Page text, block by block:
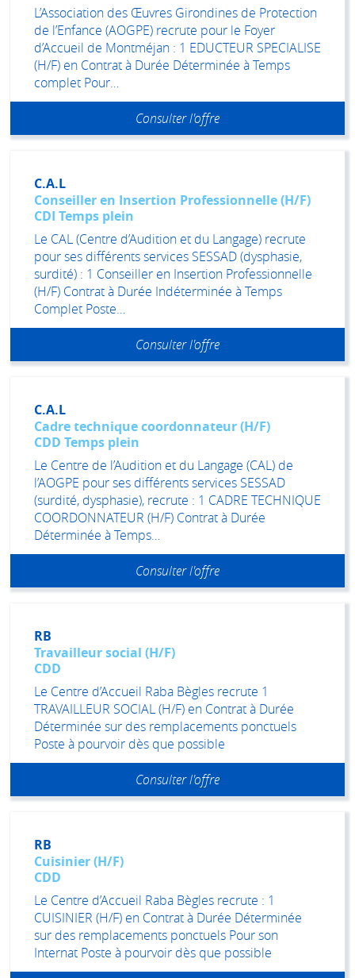
L’Association des Œuvres Girondines de Protection
de l’Enfance (AOGPE) recrute pour le Foyer
d’Accueil de Montméjan : 1 EDUCTEUR SPECIALISE
(H/F) en Contrat à Durée Déterminée à Temps
complet Pour…
Consulter l'offre
C.A.L
Conseiller en Insertion Professionnelle (H/F)
CDI Temps plein
Le CAL (Centre d’Audition et du Langage) recrute
pour ses différents services SESSAD (dysphasie,
surdité) : 1 Conseiller en Insertion Professionnelle
(H/F) Contrat à Durée Indéterminée à Temps
Complet Poste…
Consulter l'offre
C.A.L
Cadre technique coordonnateur (H/F)
CDD Temps plein
Le Centre de l’Audition et du Langage (CAL) de
l’AOGPE pour ses différents services SESSAD
(surdité, dysphasie), recrute : 1 CADRE TECHNIQUE
COORDONNATEUR (H/F) Contrat à Durée
Déterminée à Temps…
Consulter l'offre
RB
Travailleur social (H/F)
CDD
Le Centre d’Accueil Raba Bègles recrute 1
TRAVAILLEUR SOCIAL (H/F) en Contrat à Durée
Déterminée sur des remplacements ponctuels
Poste à pourvoir dès que possible
Consulter l'offre
RB
Cuisinier (H/F)
CDD
Le Centre d’Accueil Raba Bègles recrute : 1
CUISINIER (H/F) en Contrat à Durée Déterminée
sur des remplacements ponctuels Pour son
Internat Poste à pourvoir dès que possible